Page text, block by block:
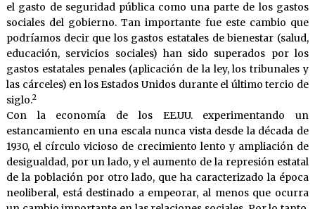
el gasto de seguridad pública como una parte de los gastos
sociales del gobierno. Tan importante fue este cambio que
podríamos decir que los gastos estatales de bienestar (salud,
educación, servicios sociales) han sido superados por los
gastos estatales penales (aplicación de la ley, los tribunales y
las cárceles) en los Estados Unidos durante el último tercio de
siglo.2
Con la economía de los EE.UU. experimentando un
estancamiento en una escala nunca vista desde la década de
1930, el círculo vicioso de crecimiento lento y ampliación de
desigualdad, por un lado, y el aumento de la represión estatal
de la población por otro lado, que ha caracterizado la época
neoliberal, está destinado a empeorar, al menos que ocurra